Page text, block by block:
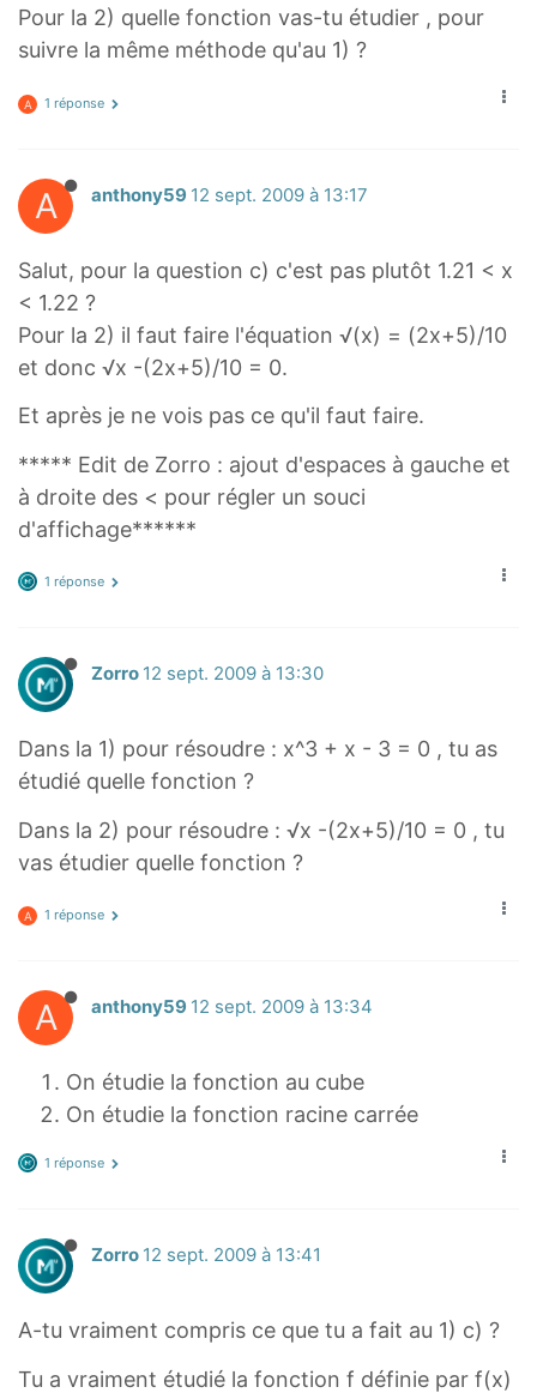
Pour la 2) quelle fonction vas-tu étudier , pour
suivre la même méthode qu'au 1) ?
A 1 réponse
A anthony59 12 sept. 2009 à 13:17
Salut, pour la question c) c'est pas plutôt 1.21 < x
< 1.22 ?
Pour la 2) il faut faire l'équation √(x) = (2x+5)/10
et donc √x -(2x+5)/10 = 0.
Et après je ne vois pas ce qu'il faut faire.
***** Edit de Zorro : ajout d'espaces à gauche et
à droite des < pour régler un souci
d'affichage******
1 réponse
Zorro 12 sept. 2009 à 13:30
Dans la 1) pour résoudre : x^3 + x - 3 = 0 , tu as
étudié quelle fonction ?
Dans la 2) pour résoudre : √x -(2x+5)/10 = 0 , tu
vas étudier quelle fonction ?
A 1 réponse
A anthony59 12 sept. 2009 à 13:34
On étudie la fonction au cube
On étudie la fonction racine carrée
1 réponse
Zorro 12 sept. 2009 à 13:41
A-tu vraiment compris ce que tu a fait au 1) c) ?
Tu a vraiment étudié la fonction f définie par f(x)